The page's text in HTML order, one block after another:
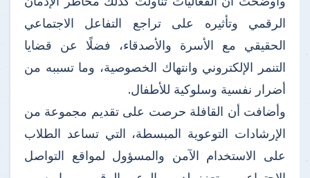
الرقمي وتأثيره على تراجع التفاعل الاجتماعي
الحقيقي مع الأسرة والأصدقاء، فضلًا عن قضايا
التنمر الإلكتروني وانتهاك الخصوصية، وما تسببه من
أضرار نفسية وسلوكية للأطفال.
وأضافت أن القافلة حرصت على تقديم مجموعة من
الإرشادات التوعوية المبسطة، التي تساعد الطلاب
على الاستخدام الآمن والمسؤول لمواقع التواصل